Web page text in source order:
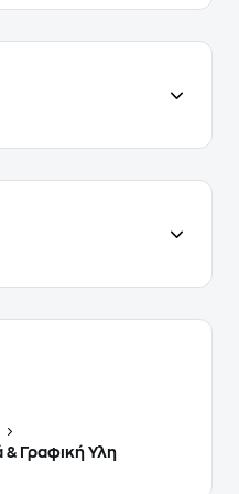
& Γραφική Υλη